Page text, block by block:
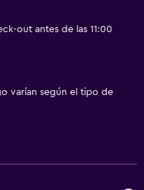
silla de ruedas
escaleras
out antes de las 11:00
varían según el tipo de